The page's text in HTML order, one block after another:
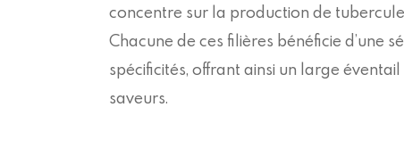
concentre sur la production de
Chacune de ces filières bénéficie d’une
spécificités, offrant ainsi un large
saveurs.